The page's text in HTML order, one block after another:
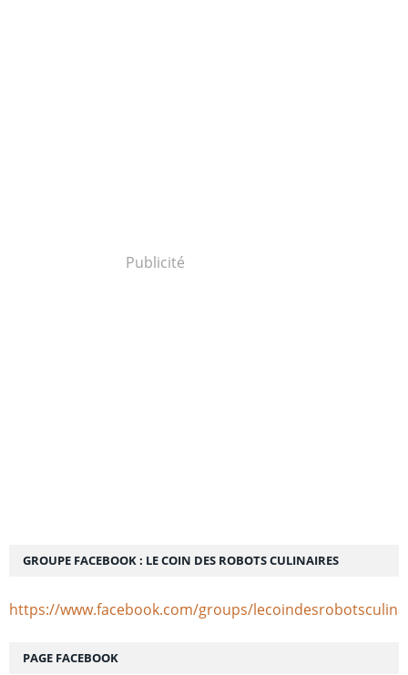
Publicité
PAGE FACEBOOK
GROUPE FACEBOOK : LE COIN DES ROBOTS CULINAIRES
https://www.facebook.com/groups/